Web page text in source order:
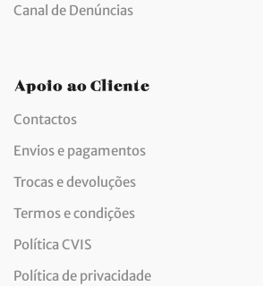
Canal de Denúncias
Apoio ao Cliente
Contactos
Envios e pagamentos
Trocas e devoluções
Termos e condições
Política CVIS
Política de privacidade